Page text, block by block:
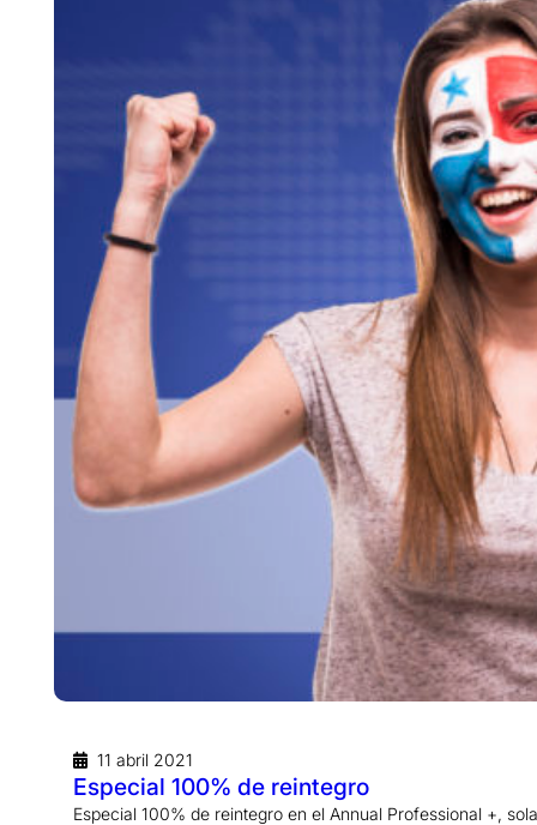
11 abril 2021
Especial 100% de reintegro
Especial 100% de reintegro en el Annual Professional +,